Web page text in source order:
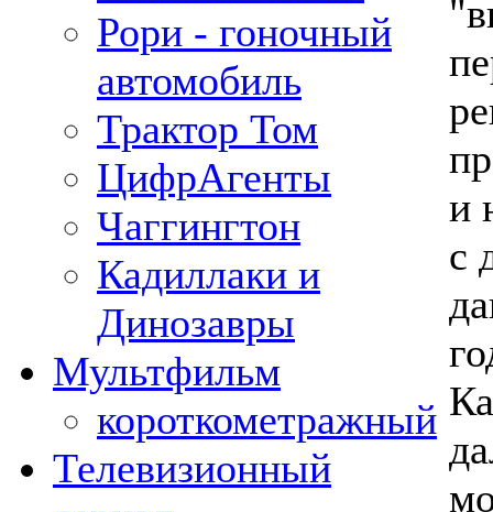
Рори - гоночный
автомобиль
Трактор Том
ЦифрАгенты
Чаггингтон
Кадиллаки и
Динозавры
Мультфильм
короткометражный
Телевизионный
и
с